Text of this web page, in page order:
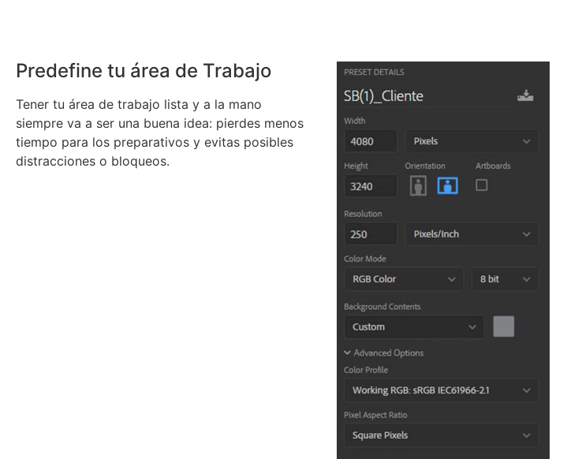
Predefine tu área de Trabajo
Tener tu área de trabajo lista y a la mano
siempre va a ser una buena idea: pierdes menos
tiempo para los preparativos y evitas posibles
distracciones o bloqueos.